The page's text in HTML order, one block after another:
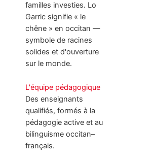
familles investies. Lo
Garric signifie « le
chêne » en occitan —
symbole de racines
solides et d'ouverture
sur le monde.
L'équipe pédagogique
Des enseignants
qualifiés, formés à la
pédagogie active et au
bilinguisme occitan–
français.